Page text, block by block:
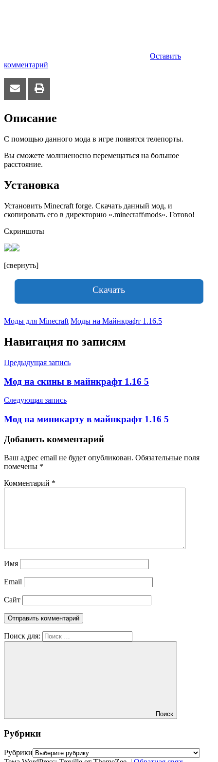
Оставить
комментарий
Описание
С помощью данного мода в игре появятся телепорты.
Вы сможете молниеносно перемещаться на большое
расстояние.
Установка
Установить Minecraft forge. Скачать данный мод, и
скопировать его в директорию «.minecraft\mods». Готово!
Скриншоты
[свернуть]
Скачать
Моды для Minecraft Моды на Майнкрафт 1.16.5
Навигация по записям
Предыдущая запись
Мод на скины в майнкрафт 1.16 5
Следующая запись
Мод на миникарту в майнкрафт 1.16 5
Добавить комментарий
Ваш адрес email не будет опубликован. Обязательные поля
помечены *
Комментарий *
Имя
Email
Сайт
Поиск для:
Поиск
Рубрики
Рубрики